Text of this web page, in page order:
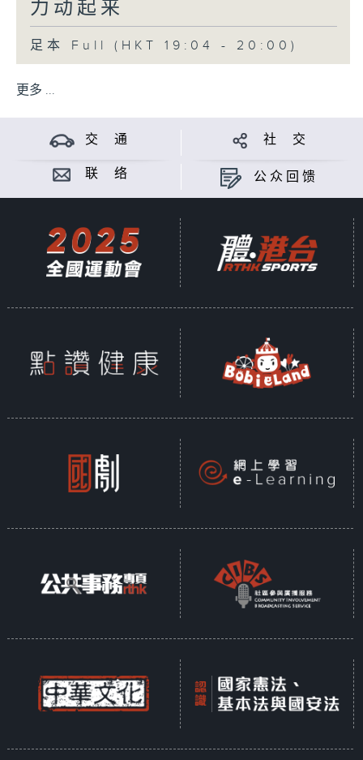
力动起来
足本 Full (HKT 19:04 - 20:00)
更多 ...
交 通 社 交
联 络 公众回馈